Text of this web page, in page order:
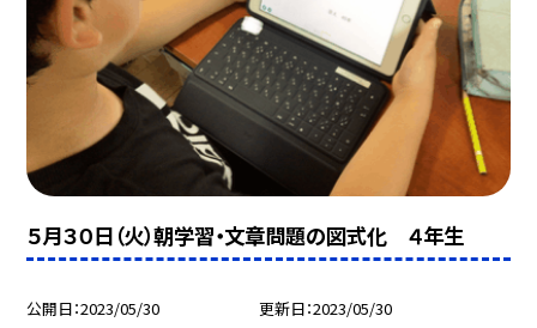
５月３０日（火）朝学習・文章問題の図式化 ４年生
公開日 2023/05/30 更新日 2023/05/30